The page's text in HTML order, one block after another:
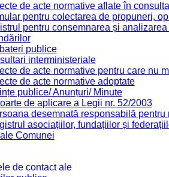
de acte normative aflate în
pentru colectarea de propuneri,
pentru consemnarea și
publice
interministeriale
de acte normative pentru care nu
de acte normative adoptate
publice/ Anunțuri/ Minute
de aplicare a Legii nr. 52/2003
desemnată responsabilă
asociațiilor, fundațiilor și
Comunei
de contact ale